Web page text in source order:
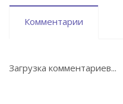
Комментарии
Загрузка комментариев...